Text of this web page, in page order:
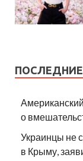
о
Украинцы не
в Крыму,